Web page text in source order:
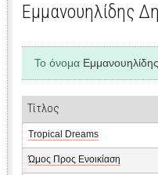
Εμμανουηλίδης
Το όνομα
Τίτλος
Tropical Dreams
Ώμος Προς Ενοικίαση